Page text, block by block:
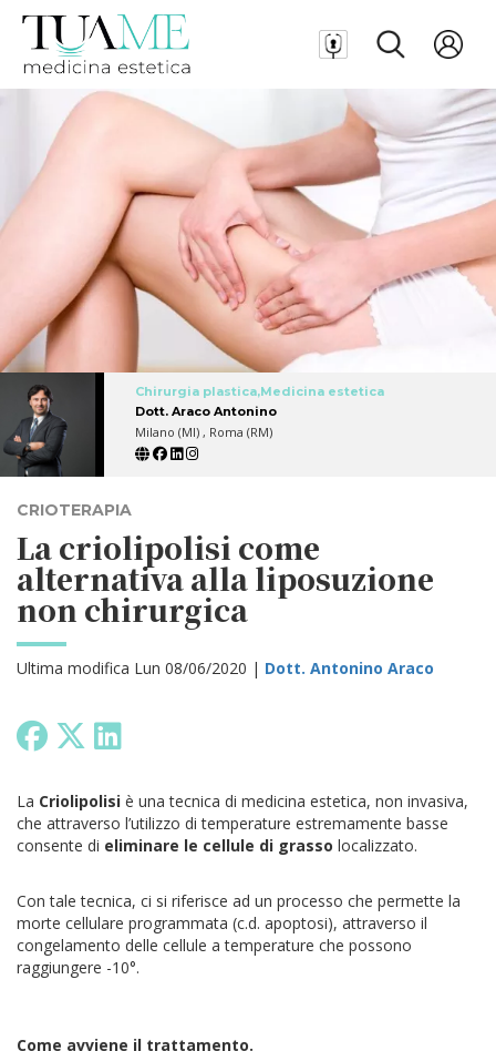
Chirurgia plastica,Medicina estetica
Dott. Araco Antonino
Milano (MI) , Roma (RM)
CRIOTERAPIA
La criolipolisi come
alternativa alla liposuzione
non chirurgica
Ultima modifica Lun 08/06/2020 | Dott. Antonino Araco
La Criolipolisi è una tecnica di medicina estetica, non invasiva,
che attraverso l’utilizzo di temperature estremamente basse
consente di eliminare le cellule di grasso localizzato.
Con tale tecnica, ci si riferisce ad un processo che permette la
morte cellulare programmata (c.d. apoptosi), attraverso il
congelamento delle cellule a temperature che possono
raggiungere -10°.
Come avviene il trattamento.